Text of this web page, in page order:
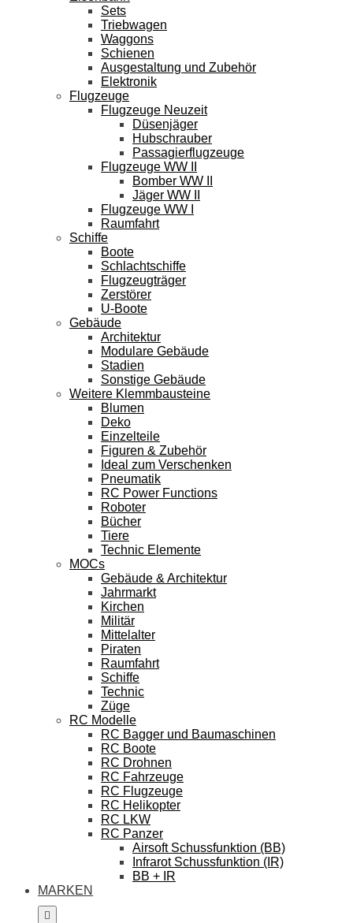
Sets
Triebwagen
Waggons
Schienen
Ausgestaltung und Zubehör
Elektronik
Flugzeuge
Flugzeuge Neuzeit
Düsenjäger
Hubschrauber
Passagierflugzeuge
Flugzeuge WW II
Bomber WW II
Jäger WW II
Flugzeuge WW I
Raumfahrt
Schiffe
Boote
Schlachtschiffe
Flugzeugträger
Zerstörer
U-Boote
Gebäude
Architektur
Modulare Gebäude
Stadien
Sonstige Gebäude
Weitere Klemmbausteine
Blumen
Deko
Einzelteile
Figuren & Zubehör
Ideal zum Verschenken
Pneumatik
RC Power Functions
Roboter
Bücher
Tiere
Technic Elemente
MOCs
Gebäude & Architektur
Jahrmarkt
Kirchen
Militär
Mittelalter
Piraten
Raumfahrt
Schiffe
Technic
Züge
RC Modelle
RC Bagger und Baumaschinen
RC Boote
RC Drohnen
RC Fahrzeuge
RC Flugzeuge
RC Helikopter
RC LKW
RC Panzer
Airsoft Schussfunktion (BB)
Infrarot Schussfunktion (IR)
BB + IR
MARKEN